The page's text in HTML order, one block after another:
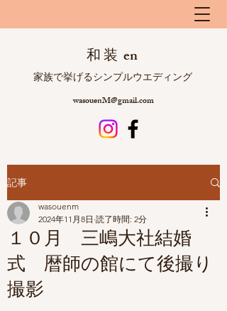
和 装 en
​ 家族で挙げるシンプルウエディング
wasouenM@gmail.com
記事
１０月 三嶋大社結婚
式 暦師の館にて後撮り
撮影
wasouenm
2024年11月8日 読了時間: 2分